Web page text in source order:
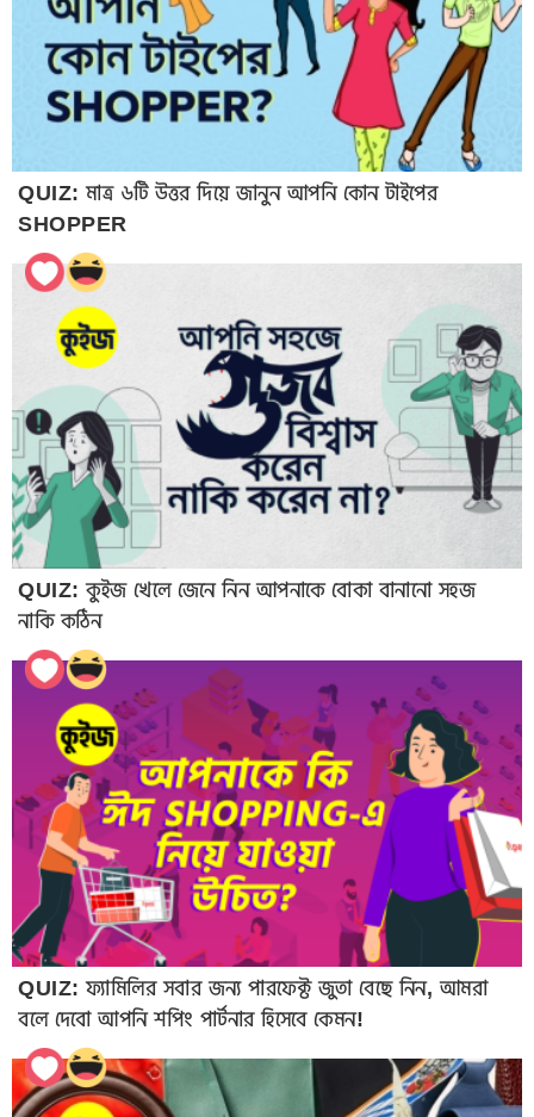
QUIZ: মাত্র ৬টি উত্তর দিয়ে জানুন আপনি কোন টাইপের
SHOPPER
QUIZ: কুইজ খেলে জেনে নিন আপনাকে বোকা বানানো সহজ
নাকি কঠিন
QUIZ: ফ্যামিলির সবার জন্য পারফেক্ট জুতা বেছে নিন, আমরা
বলে দেবো আপনি শপিং পার্টনার হিসেবে কেমন!